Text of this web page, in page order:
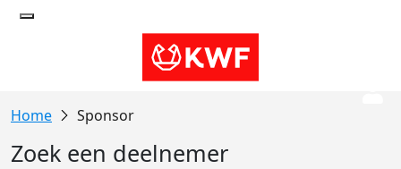
Sponsor
Zoek een deelnemer